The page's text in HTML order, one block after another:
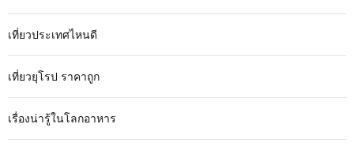
เที่ยวประเทศไหนดี
เที่ยวยุโรป ราคาถูก
เรื่องน่ารู้ในโลกอาหาร